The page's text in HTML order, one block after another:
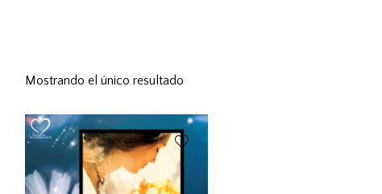
Mostrando el único resultado